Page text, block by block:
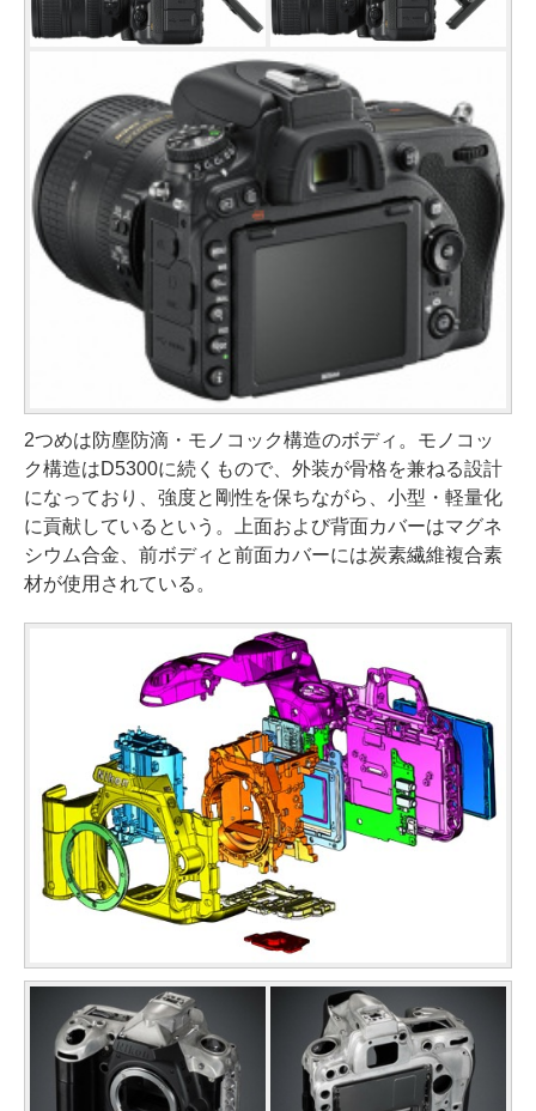
2つめは防塵防滴・モノコック構造のボディ。モノコッ
ク構造はD5300に続くもので、外装が骨格を兼ねる設計
になっており、強度と剛性を保ちながら、小型・軽量化
に貢献しているという。上面および背面カバーはマグネ
シウム合金、前ボディと前面カバーには炭素繊維複合素
材が使用されている。